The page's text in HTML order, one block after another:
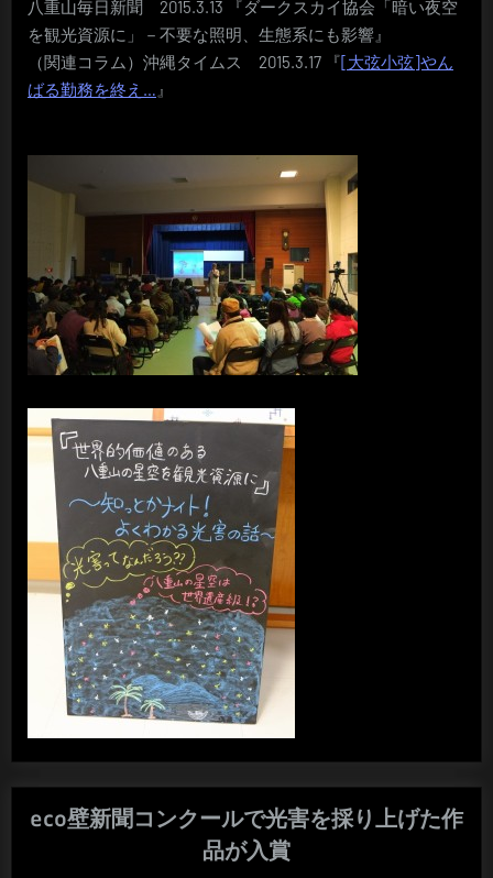
八重山毎日新聞 2015.3.13 『ダークスカイ協会「暗い夜空
を観光資源に」－不要な照明、生態系にも影響』
（関連コラム）沖縄タイムス 2015.3.17 『[大弦小弦]やん
ばる勤務を終え… 』
eco壁新聞コンクールで光害を採り上げた作
品が入賞